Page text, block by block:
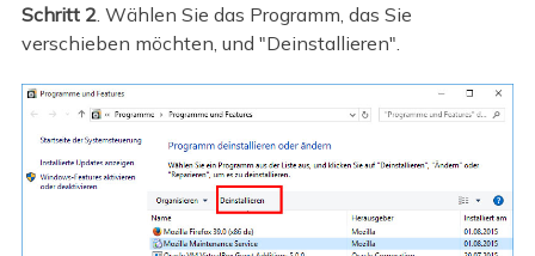
Schritt 2. Wählen Sie das Programm, das Sie
verschieben möchten, und "Deinstallieren".